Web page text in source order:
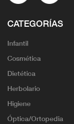
CATEGORÍAS
Infantil
Cosmética
Dietética
Herbolario
Higiene
Óptica/Ortopedia